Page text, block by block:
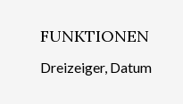
FUNKTIONEN
Dreizeiger, Datum